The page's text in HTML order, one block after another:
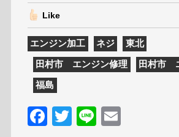
Like
エンジン加工 ネジ 東北
田村市 エンジン修理 田村市
福島
F
T
Li